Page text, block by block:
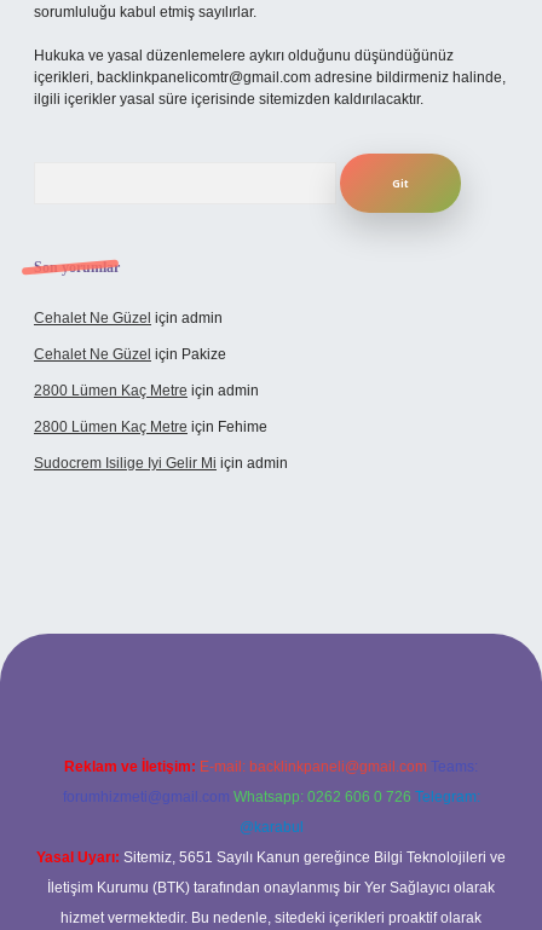
sorumluluğu kabul etmiş sayılırlar.
Hukuka ve yasal düzenlemelere aykırı olduğunu düşündüğünüz
içerikleri, backlinkpanelicomtr@gmail.com adresine bildirmeniz halinde,
ilgili içerikler yasal süre içerisinde sitemizden kaldırılacaktır.
Son yorumlar
Cehalet Ne Güzel için admin
Cehalet Ne Güzel için Pakize
2800 Lümen Kaç Metre için admin
2800 Lümen Kaç Metre için Fehime
Sudocrem Isilige Iyi Gelir Mi için admin
opera bet giriş
Reklam ve İletişim: E-mail: backlinkpaneli@gmail.com Teams:
forumhizmeti@gmail.com Whatsapp: 0262 606 0 726 Telegram:
@karabul
Yasal Uyarı: Sitemiz, 5651 Sayılı Kanun gereğince Bilgi Teknolojileri ve
İletişim Kurumu (BTK) tarafından onaylanmış bir Yer Sağlayıcı olarak
hizmet vermektedir. Bu nedenle, sitedeki içerikleri proaktif olarak